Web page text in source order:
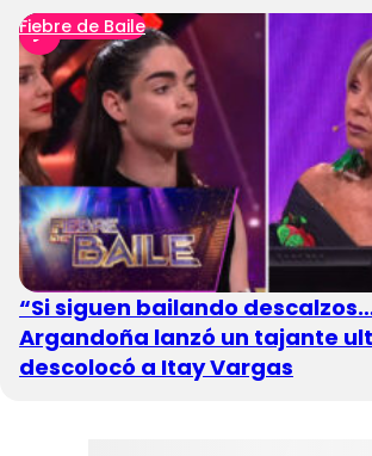
Fiebre de Baile
“Si siguen bailando
Argandoña lanzó un tajante
descolocó a Itay Vargas